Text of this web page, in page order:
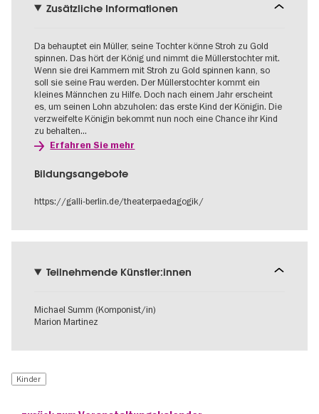
Zusätzliche Informationen
Da behauptet ein Müller, seine Tochter könne Stroh zu Gold
spinnen. Das hört der König und nimmt die Müllerstochter mit.
Wenn sie drei Kammern mit Stroh zu Gold spinnen kann, so
soll sie seine Frau werden. Der Müllerstochter kommt ein
kleines Männchen zu Hilfe. Doch nach einem Jahr erscheint
es, um seinen Lohn abzuholen: das erste Kind der Königin. Die
verzweifelte Königin bekommt nun noch eine Chance ihr Kind
zu behalten...
Erfahren Sie mehr
Bildungsangebote
https://galli-berlin.de/theaterpaedagogik/
Teilnehmende Künstler:innen
Michael Summ (Komponist/in)
Marion Martinez
Kinder